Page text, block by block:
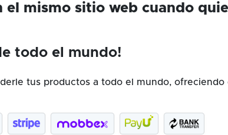
el mismo sitio web cuando
todo el mundo!
tus productos a todo el mundo,